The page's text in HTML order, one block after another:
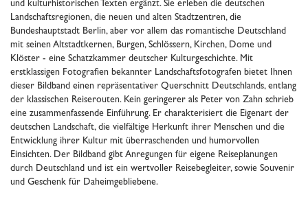
und kulturhistorischen Texten ergänzt. Sie erleben die deutschen
Landschaftsregionen, die neuen und alten Stadtzentren, die
Bundeshauptstadt Berlin, aber vor allem das romantische Deutschland
mit seinen Altstadtkernen, Burgen, Schlössern, Kirchen, Dome und
Klöster - eine Schatzkammer deutscher Kulturgeschichte. Mit
erstklassigen Fotografien bekannter Landschaftsfotografen bietet Ihnen
dieser Bildband einen repräsentativer Querschnitt Deutschlands, entlang
der klassischen Reiserouten. Kein geringerer als Peter von Zahn schrieb
eine zusammenfassende Einführung. Er charakterisiert die Eigenart der
deutschen Landschaft, die vielfältige Herkunft ihrer Menschen und die
Entwicklung ihrer Kultur mit überraschenden und humorvollen
Einsichten. Der Bildband gibt Anregungen für eigene Reiseplanungen
durch Deutschland und ist ein wertvoller Reisebegleiter, sowie Souvenir
und Geschenk für Daheimgebliebene.